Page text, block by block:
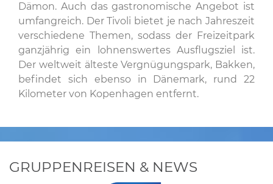
Dämon. Auch das gastronomische Angebot ist
umfangreich. Der Tivoli bietet je nach Jahreszeit
verschiedene Themen, sodass der Freizeitpark
ganzjährig ein lohnenswertes Ausflugsziel ist.
Der weltweit älteste Vergnügungspark, Bakken,
befindet sich ebenso in Dänemark, rund 22
Kilometer von Kopenhagen entfernt.
GRUPPENREISEN & NEWS